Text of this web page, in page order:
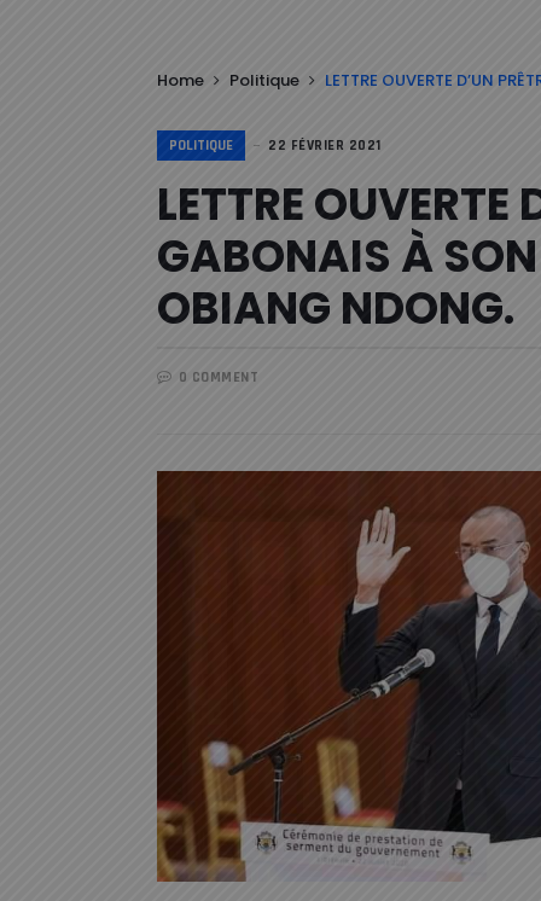
Home Politique LETTRE OUVERTE D’UN
POLITIQUE 22 FÉVRIER 2021
LETTRE OUVERTE
GABONAIS À
OBIANG NDONG.
0 COMMENT